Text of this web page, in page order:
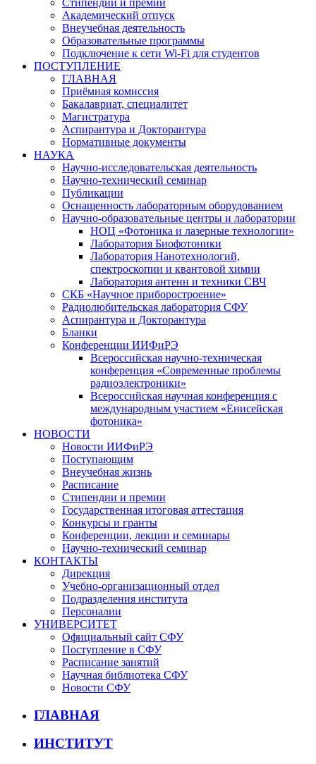
Стипендии и премии
Академический отпуск
Внеучебная деятельность
Образовательные программы
Подключение к сети Wi-Fi для студентов
ПОСТУПЛЕНИЕ
ГЛАВНАЯ
Приёмная комиссия
Бакалавриат, специалитет
Магистратура
Аспирантура и Докторантура
Нормативные документы
НАУКА
Научно-исследовательская деятельность
Научно-технический семинар
Публикации
Оснащенность лабораторным оборудованием
Научно-образовательные центры и лаборатории
НОЦ «Фотоника и лазерные технологии»
Лаборатория Биофотоники
Лаборатория Нанотехнологий,
спектроскопии и квантовой химии
Лаборатория антенн и техники СВЧ
СКБ «Научное приборостроение»
Радиолюбительская лаборатория СФУ
Аспирантура и Докторантура
Бланки
Конференции ИИФиРЭ
Всероссийская научно-техническая
конференция «Современные проблемы
радиоэлектроники»
Всероссийская научная конференция с
международным участием «Енисейская
фотоника»
НОВОСТИ
Новости ИИФиРЭ
Поступающим
Внеучебная жизнь
Расписание
Стипендии и премии
Государственная итоговая аттестация
Конкурсы и гранты
Конференции, лекции и семинары
Научно-технический семинар
КОНТАКТЫ
Дирекция
Учебно-организационный отдел
Подразделения института
Персоналии
УНИВЕРСИТЕТ
Официальный сайт СФУ
Поступление в СФУ
Расписание занятий
Научная библиотека СФУ
Новости СФУ
ГЛАВНАЯ
ИНСТИТУТ